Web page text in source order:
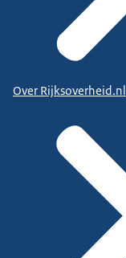
Over Rijksoverheid.nl